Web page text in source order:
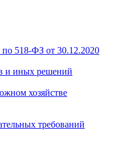
518-ФЗ от 30.12.2020
и иных решений
хозяйстве
требований